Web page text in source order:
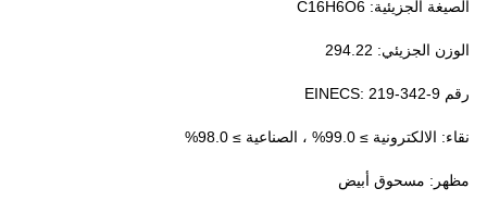
الصيغة الجزيئية: C16H6O6
الوزن الجزيئي: 294.22
رقم EINECS: 219-342-9
نقاء: الالكترونية ≥ 99.0% ، الصناعية ≥ 98.0%
مظهر: مسحوق أبيض